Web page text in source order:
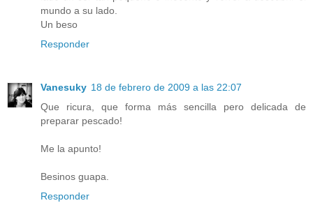
mundo a su lado.
Un beso
Responder
Vanesuky 18 de febrero de 2009 a las 22:07
Que ricura, que forma más sencilla pero delicada de
preparar pescado!
Me la apunto!
Besinos guapa.
Responder